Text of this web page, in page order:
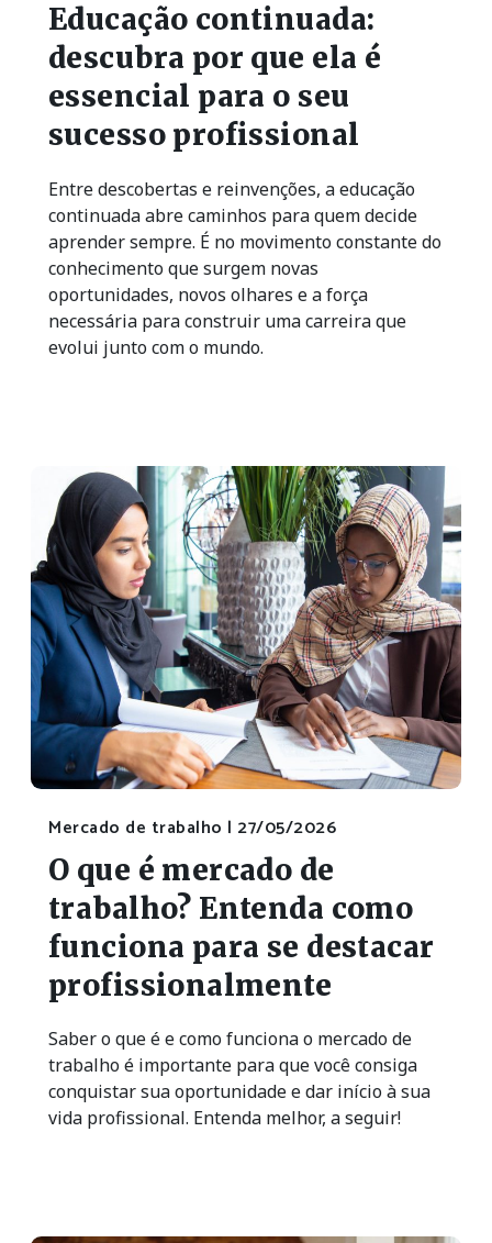
Educação continuada:
descubra por que ela é
essencial para o seu
sucesso profissional
Entre descobertas e reinvenções, a educação
continuada abre caminhos para quem decide
aprender sempre. É no movimento constante do
conhecimento que surgem novas
oportunidades, novos olhares e a força
necessária para construir uma carreira que
evolui junto com o mundo.
Mercado de trabalho | 27/05/2026
O que é mercado de
trabalho? Entenda como
funciona para se destacar
profissionalmente
Saber o que é e como funciona o mercado de
trabalho é importante para que você consiga
conquistar sua oportunidade e dar início à sua
vida profissional. Entenda melhor, a seguir!